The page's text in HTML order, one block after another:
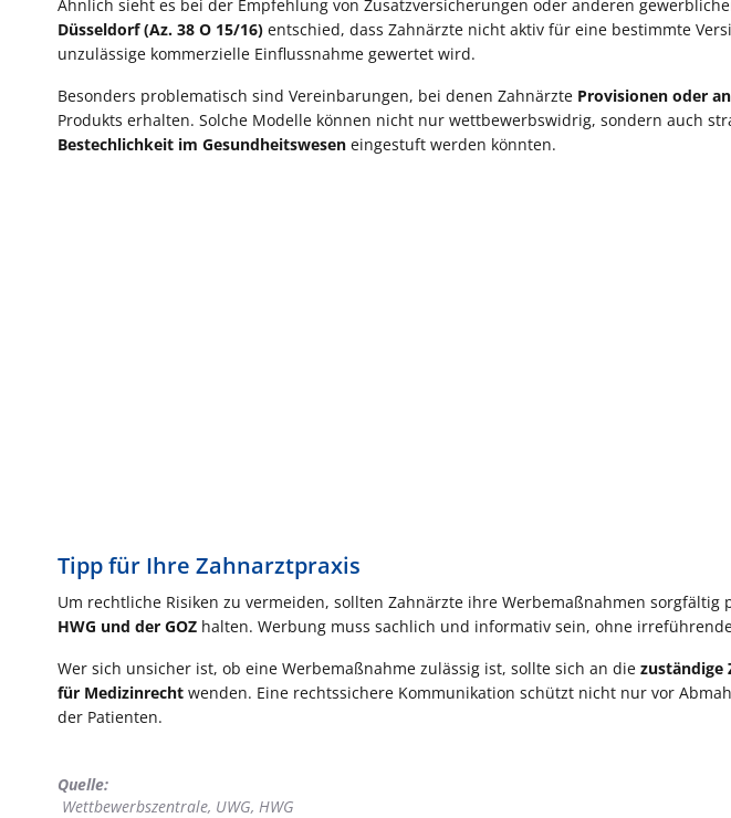
Ähnlich sieht es bei der Empfehlung von Zusatzversicherungen oder anderen
Düsseldorf (Az. 38 O 15/16) entschied, dass Zahnärzte nicht aktiv für eine bestimmte
unzulässige kommerzielle Einflussnahme gewertet wird.
Besonders problematisch sind Vereinbarungen, bei denen Zahnärzte Provisionen oder
Produkts erhalten. Solche Modelle können nicht nur wettbewerbswidrig, sondern auch
Bestechlichkeit im Gesundheitswesen eingestuft werden könnten.
Tipp für Ihre Zahnarztpraxis
Um rechtliche Risiken zu vermeiden, sollten Zahnärzte ihre Werbemaßnahmen sorgfältig
HWG und der GOZ halten. Werbung muss sachlich und informativ sein, ohne
Wer sich unsicher ist, ob eine Werbemaßnahme zulässig ist, sollte sich an die zuständige
für Medizinrecht wenden. Eine rechtssichere Kommunikation schützt nicht nur vor
der Patienten.
Quelle:
Wettbewerbszentrale, UWG, HWG